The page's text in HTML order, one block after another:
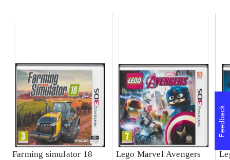
Farming simulator 18 Lego Marvel Avengers
Feedback